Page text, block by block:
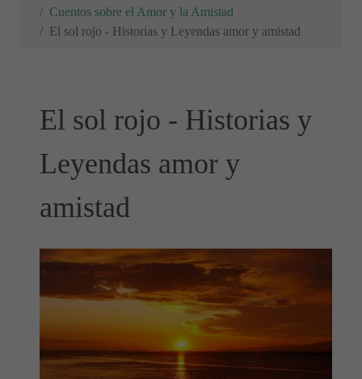
Cuentos sobre el Amor y la Amistad
El sol rojo - Historias y Leyendas amor y amistad
El sol rojo - Historias y
Leyendas amor y
amistad